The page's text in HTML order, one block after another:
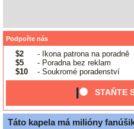
Podpořte nás
$2
- Ikona patrona na poradně
$5
- Poradna bez reklam
$10
- Soukromé poradenství
STAŇTE
Táto kapela má milióny